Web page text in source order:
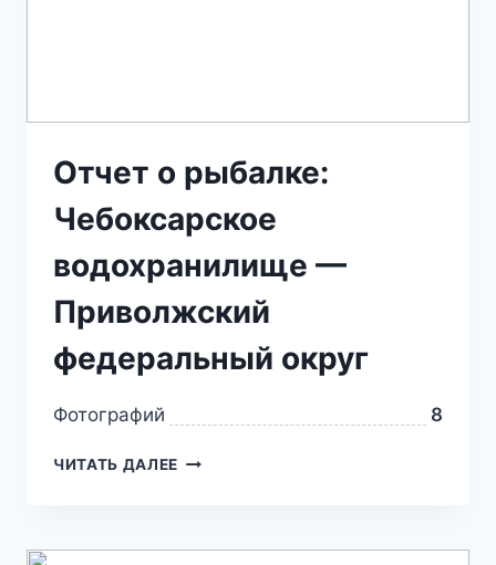
Отчет о рыбалке:
Чебоксарское
водохранилище —
Приволжский
федеральный округ
Фотографий 8
ЧИТАТЬ ДАЛЕЕ